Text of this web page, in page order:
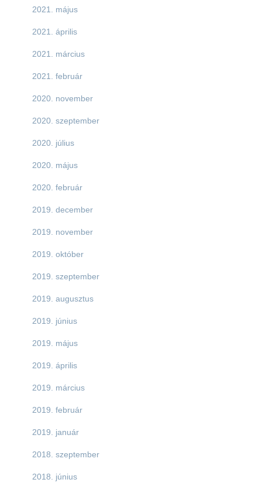
2021. május
2021. április
2021. március
2021. február
2020. november
2020. szeptember
2020. július
2020. május
2020. február
2019. december
2019. november
2019. október
2019. szeptember
2019. augusztus
2019. június
2019. május
2019. április
2019. március
2019. február
2019. január
2018. szeptember
2018. június